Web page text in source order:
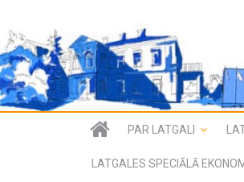
PAR LATGALI
LATGALES SPECIĀLĀ